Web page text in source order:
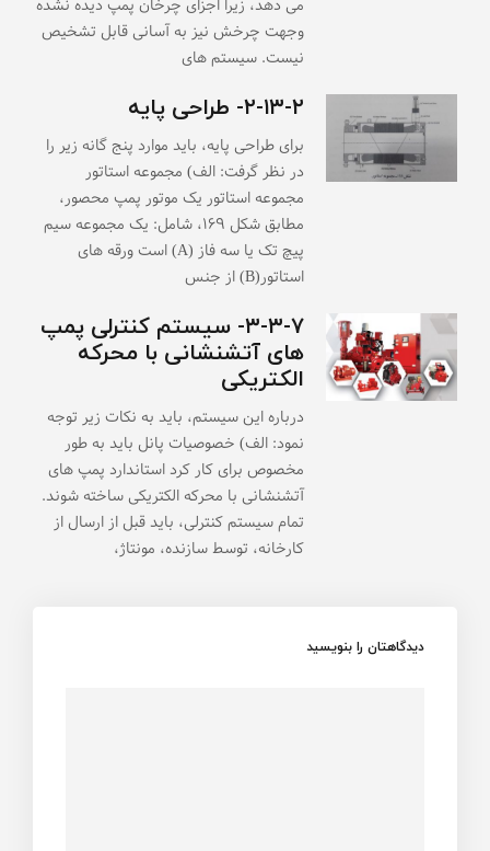
می دهد، زیرا اجزای چرخان پمپ دیده نشده
وجهت چرخش نیز به آسانی قابل تشخیص
نیست. سیستم های
۲-۱۳-۲- طراحی پایه
برای طراحی پایه، باید موارد پنج گانه زیر را
در نظر گرفت: الف) مجموعه استاتور
مجموعه استاتور یک موتور پمپ محصور،
مطابق شکل ۱۶۹، شامل: یک مجموعه سیم
پیچ تک یا سه فاز (A) است ورقه های
استاتور(B) از جنس
۳-۳-۷- سیستم کنترلی پمپ
های آتشنشانی با محرکه
الکتریکی
درباره این سیستم، باید به نکات زیر توجه
نمود: الف) خصوصیات پانل باید به طور
مخصوص برای کار کرد استاندارد پمپ های
آتشنشانی با محرکه الکتریکی ساخته شوند.
تمام سیستم کنترلی، باید قبل از ارسال از
کارخانه، توسط سازنده، مونتاژ،
دیدگاهتان را بنویسید